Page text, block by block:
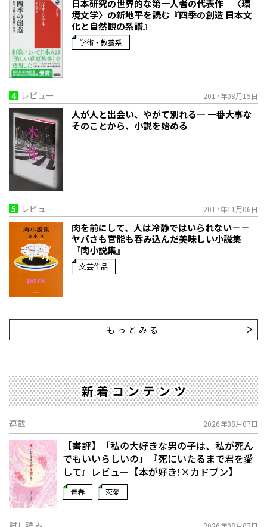
日本研究の世界的な第一人者の代表作 〈環
境文学〉の新地平を読む『四季の創造 日本文
化と自然観の系譜』
学術・教養系
4 レビュー 2017年08月15日
人が人と出会い、やがて別れる― 一番大事な
そのことから、小説を始める
5 レビュー 2017年11月06日
肉を前にして、人は冷静ではいられない－－
ヤバさも官能も呑み込んだ美味しい小説集
『肉小説集』
文芸作品
もっとみる
新着コンテンツ
連載 2026年08月07日
【書評】「私の大好きな男の子は、私が死ん
でもいいらしいの」――『死にいたるまで君を愛
して』レビュー【本が好き!×カドブン】
青春 恋愛